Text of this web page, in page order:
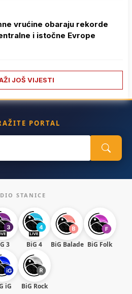
vrućine obaraju rekorde
i istočne Evrope
JOŠ VIJESTI
PORTAL
STANICE
3 BiG 4 BiG Balade BiG Folk
iG BiG Rock